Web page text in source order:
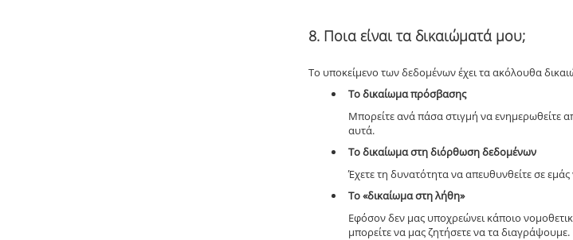
8. Ποια είναι τα δικαιώματά μου;
Το υποκείμενο των δεδομένων έχει τα ακόλουθα
Το δικαίωμα πρόσβασης
Μπορείτε ανά πάσα στιγμή να ενημερωθείτε
αυτά.
Το δικαίωμα στη διόρθωση δεδομένων
Έχετε τη δυνατότητα να απευθυνθείτε σε
Το «δικαίωμα στη λήθη»
Εφόσον δεν μας υποχρεώνει κάποιο
μπορείτε να μας ζητήσετε να τα διαγράψουμε.